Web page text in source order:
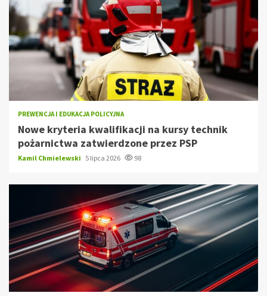
PREWENCJA I EDUKACJA POLICYJNA
Nowe kryteria kwalifikacji na kursy technik
pożarnictwa zatwierdzone przez PSP
Kamil Chmielewski 5 lipca 2026 98